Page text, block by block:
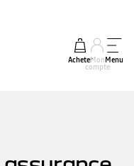
AcheterMon
compte
Menu